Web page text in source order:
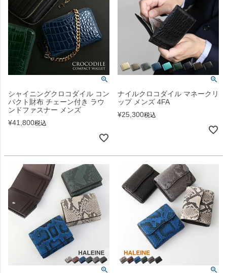
シャイニングクロコダイル コン
パクト財布 チェーン付き ラウ
ンドファスナー メンズ
¥41,800税込
ナイルクロコダイル マネークリ
ップ メンズ 4FA
¥25,300税込